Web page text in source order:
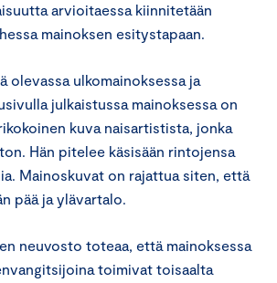
arvioitaessa kiinnitetään
mainoksen esitystapaan.
olevassa ulkomainoksessa ja
julkaistussa mainoksessa on
kuva naisartistista, jonka
Hän pitelee käsisään rintojensa
Mainoskuvat on rajattua siten, että
pää ja ylävartalo.
neuvosto toteaa, että mainoksessa
toimivat toisaalta